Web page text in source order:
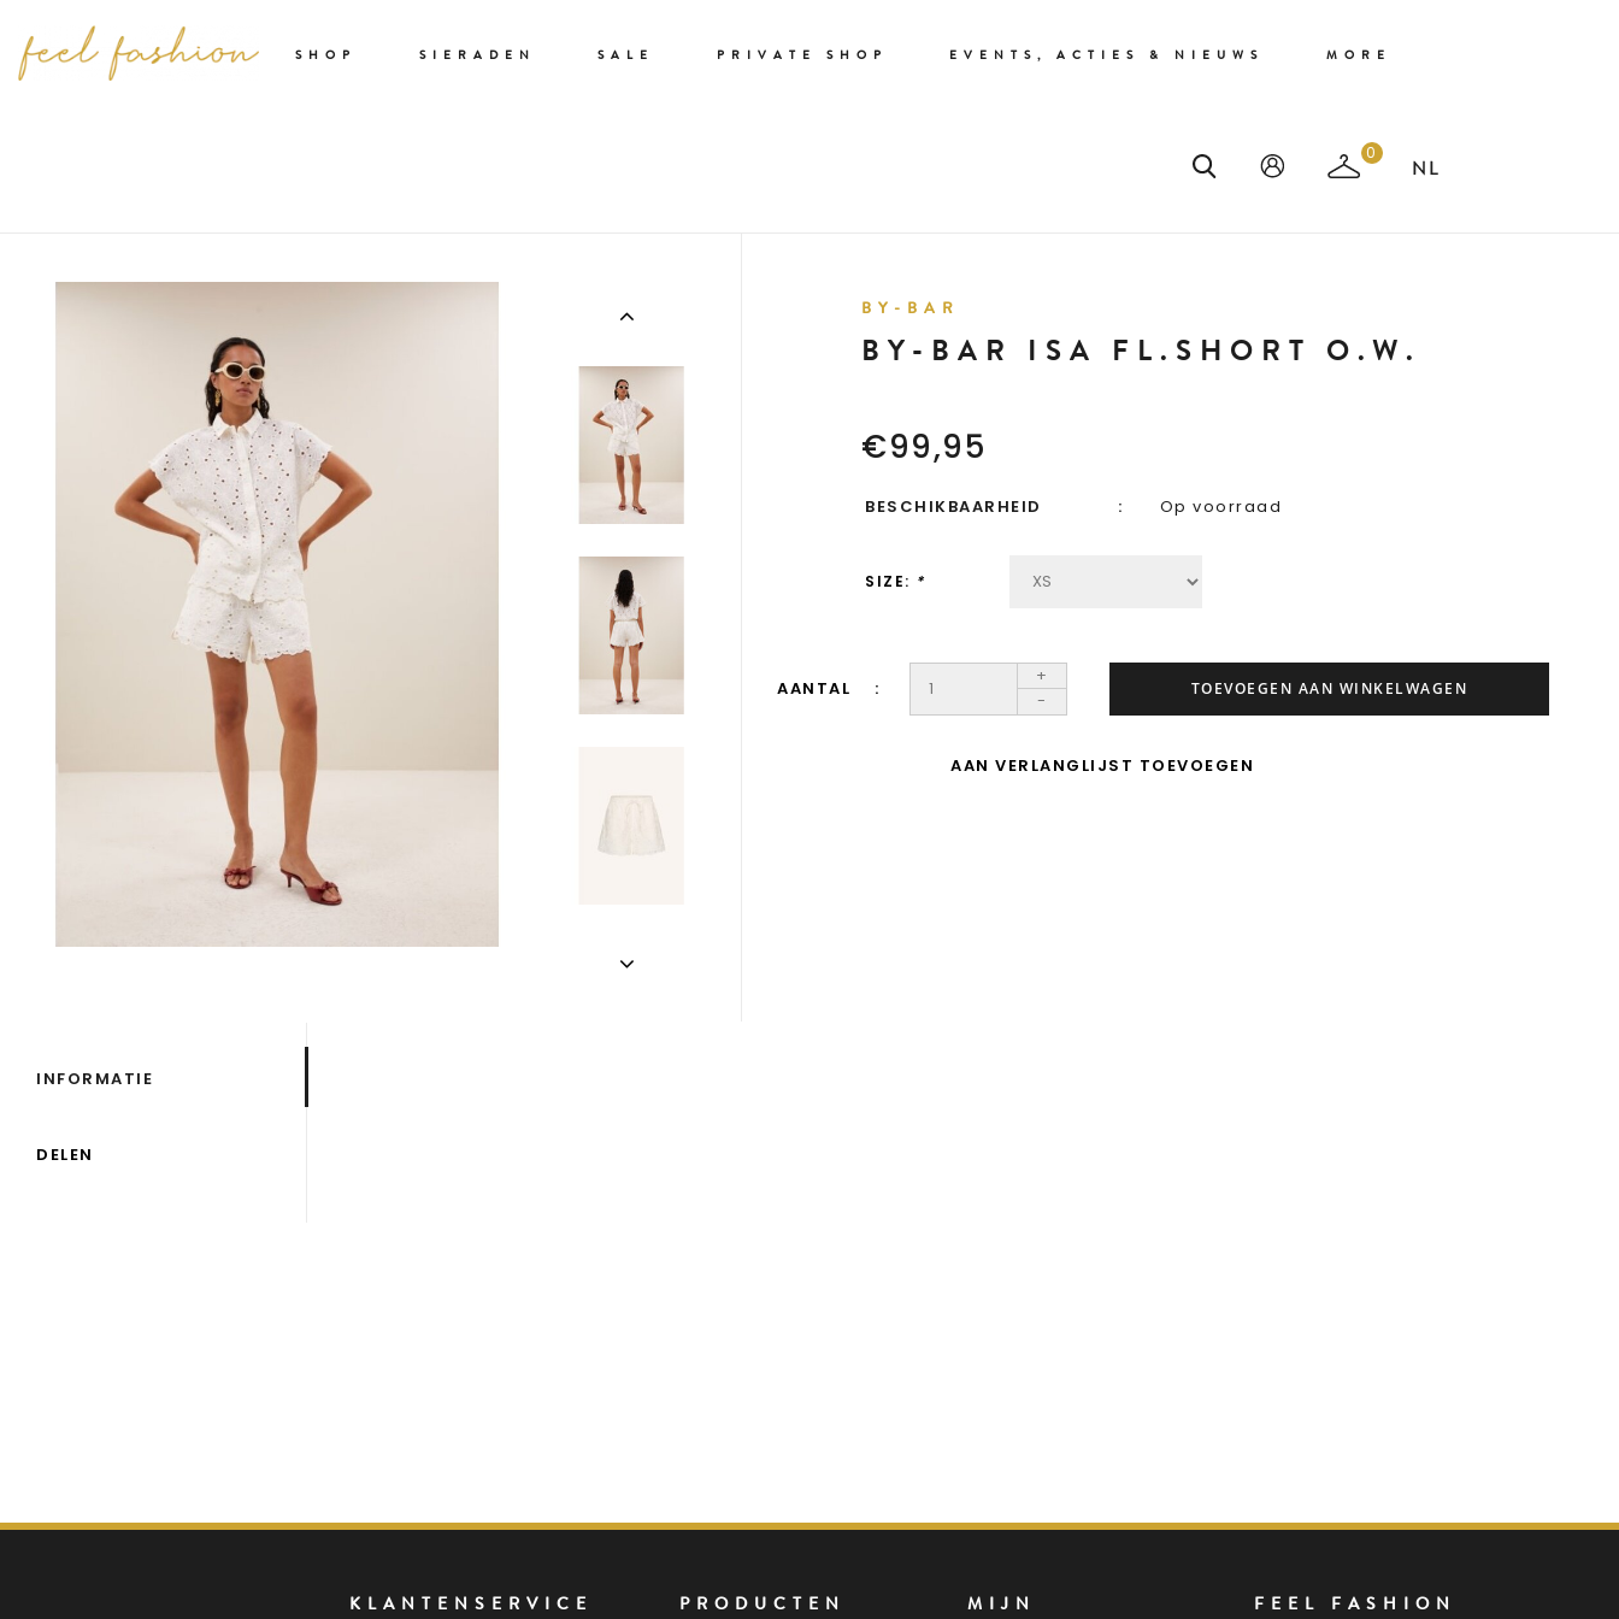
SHOP SIERADEN SALE PRIVATE SHOP EVENTS, ACTIES & NIEUWS MORE
0
BY-BAR
BY-BAR ISA FL.SHORT O.W.
€99,95
BESCHIKBAARHEID Op voorraad
SIZE: *
AANTAL
+
-
TOEVOEGEN AAN WINKELWAGEN
AAN VERLANGLIJST TOEVOEGEN
INFORMATIE
DELEN
KLANTENSERVICE PRODUCTEN MIJN FEEL FASHION